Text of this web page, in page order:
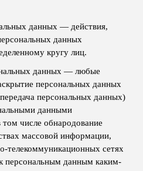
данных — действия,
данных
кругу лиц.
данных — любые
персональных данных
персональных данных)
данными
том числе обнародование
массовой информации,
телекоммуникационных сетях
персональным данным каким-